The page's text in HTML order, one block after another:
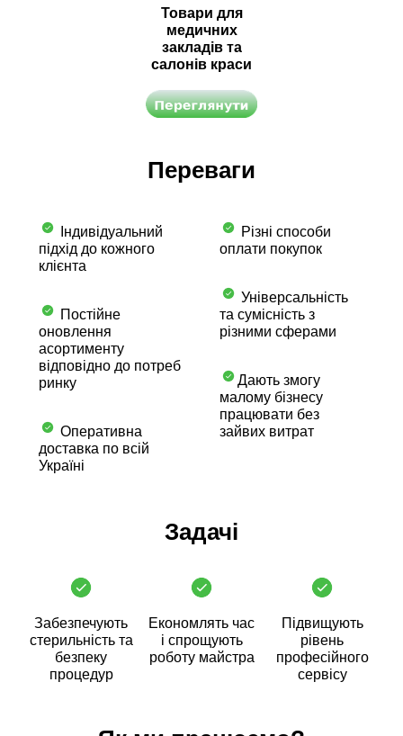
Товари для
медичних
закладів та
салонів краси
Переваги
Індивідуальний
підхід до кожного
клієнта
Постійне
оновлення
асортименту
відповідно до потреб
ринку
Оперативна
доставка по всій
Україні
Різні способи
оплати покупок
Універсальність
та сумісність з
різними сферами
Дають змогу
малому бізнесу
працювати без
зайвих витрат
Задачі
Забезпечують
стерильність та
безпеку
процедур
Економлять час
і спрощують
роботу майстра
Підвищують
рівень
професійного
сервісу